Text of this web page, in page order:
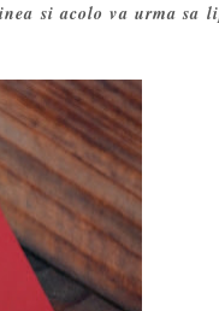
si acolo va urma sa